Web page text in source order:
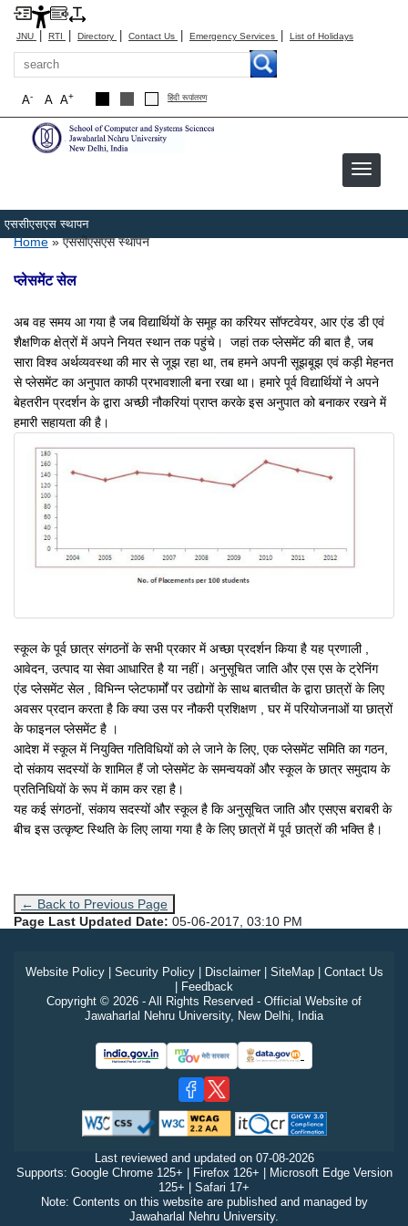
JNU | RTI | Directory | Contact Us | Emergency Services | List of Holidays
Search
A+
A
A- हिंदी रूपांतरण
एससीएसएस स्थापन
Breadcrumb
Home एससीएसएस स्थापन
प्लेसमेंट सेल
अब वह समय आ गया है जब विद्यार्थियों के समूह का करियर सॉफ्टवेयर, आर एंड डी एवं
शैक्षणिक क्षेत्रों में अपने नियत स्थान तक पहुंचे। जहां तक प्लेसमेंट की बात है, जब
सारा विश्व अर्थव्यवस्था की मार से जूझ रहा था, तब हमने अपनी सूझबूझ एवं कड़ी मेहनत
से प्लेसमेंट का अनुपात काफी प्रभावशाली बना रखा था। हमारे पूर्व विद्यार्थियों ने अपने
बेहतरीन प्रदर्शन के द्वारा अच्छी नौकरियां प्राप्त करके इस अनुपात को बनाकर रखने में
हमारी सहायता की है।
स्कूल के पूर्व छात्र संगठनों के सभी प्रकार में अच्छा प्रदर्शन किया है यह प्रणाली ,
आवेदन, उत्पाद या सेवा आधारित है या नहीं। अनुसूचित जाति और एस एस के ट्रेनिंग
एंड प्लेसमेंट सेल , विभिन्न प्लेटफार्मों पर उद्योगों के साथ बातचीत के द्वारा छात्रों के लिए
अवसर प्रदान करता है कि क्या उस पर नौकरी प्रशिक्षण , घर में परियोजनाओं या छात्रों
के फाइनल प्लेसमेंट है ।
आदेश में स्कूल में नियुक्ति गतिविधियों को ले जाने के लिए, एक प्लेसमेंट समिति का गठन,
दो संकाय सदस्यों के शामिल हैं जो प्लेसमेंट के समन्वयकों और स्कूल के छात्र समुदाय के
प्रतिनिधियों के रूप में काम कर रहा है।
यह कई संगठनों, संकाय सदस्यों और स्कूल है कि अनुसूचित जाति और एसएस बराबरी के
बीच इस उत्कृष्ट स्थिति के लिए लाया गया है के लिए छात्रों में पूर्व छात्रों की भक्ति है।
← Back to Previous Page
Page Last Updated Date: 05-06-2017, 03:10 PM
Website Policy| Security Policy| Disclaimer| SiteMap| Contact Us
Feedback
Copyright © 2026 - All Rights Reserved - Official Website of
Jawaharlal Nehru University, New Delhi, India
Last reviewed and updated on 07-08-2026
Supports: Google Chrome 125+ | Firefox 126+ | Microsoft Edge Version
125+ | Safari 17+
Note: Contents on this website are published and managed by
Jawaharlal Nehru University.